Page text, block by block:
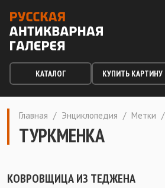
КАТАЛОГ КУПИТЬ КАРТИНУ
Главная / Энциклопедия / Метки /
ТУРКМЕНКА
КОВРОВЩИЦА ИЗ ТЕДЖЕНА